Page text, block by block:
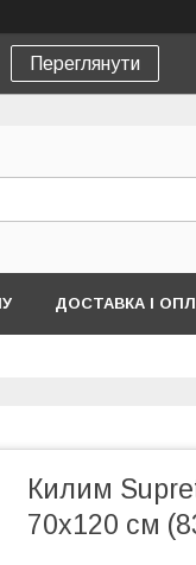
Переглянути
ДОСТАВКА І
Килим
70х120 см